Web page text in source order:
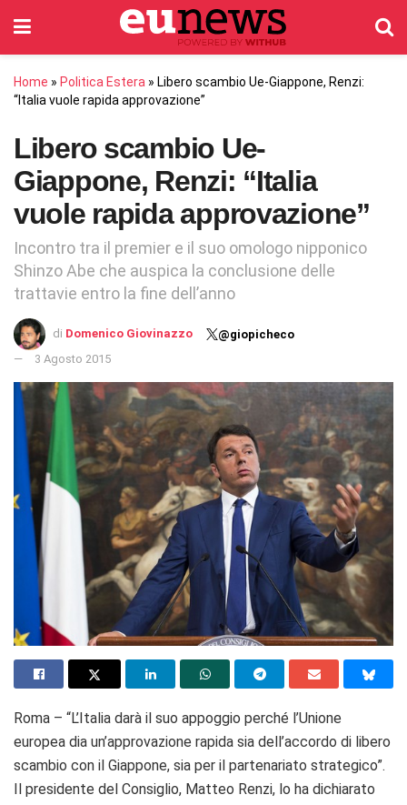
Home » Politica Estera » Libero scambio Ue-Giappone, Renzi:
“Italia vuole rapida approvazione”
Libero scambio Ue-
Giappone, Renzi: “Italia
vuole rapida approvazione”
Incontro tra il premier e il suo omologo nipponico
Shinzo Abe che auspica la conclusione delle
trattavie entro la fine dell’anno
di Domenico Giovinazzo
@giopicheco
3 Agosto 2015
Roma – “L’Italia darà il suo appoggio perché l’Unione
europea dia un’approvazione rapida sia dell’accordo di libero
scambio con il Giappone, sia per il partenariato strategico”.
Il presidente del Consiglio, Matteo Renzi, lo ha dichiarato